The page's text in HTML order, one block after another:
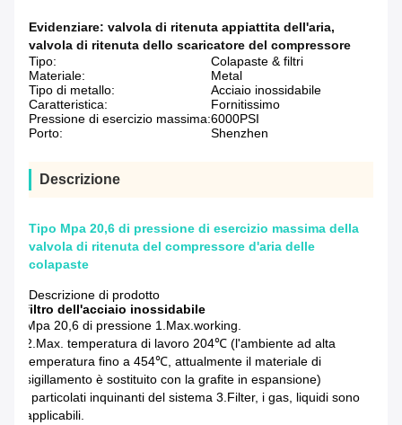
Evidenziare: valvola di ritenuta appiattita dell'aria,
valvola di ritenuta dello scaricatore del compressore
Tipo:
Colapaste & filtri
Materiale:
Metal
Tipo di metallo:
Acciaio inossidabile
Caratteristica:
Fornitissimo
Pressione di esercizio massima:6000PSI
Porto:
Shenzhen
Descrizione
Tipo Mpa 20,6 di pressione di esercizio massima della
valvola di ritenuta del compressore d'aria delle
colapaste
Descrizione di prodotto
filtro dell'acciaio inossidabile
Mpa 20,6 di pressione 1.Max.working.
2.Max. temperatura di lavoro 204℃ (l'ambiente ad alta
temperatura fino a 454℃, attualmente il materiale di
sigillamento è sostituito con la grafite in espansione)
i particolati inquinanti del sistema 3.Filter, i gas, liquidi sono
applicabili.